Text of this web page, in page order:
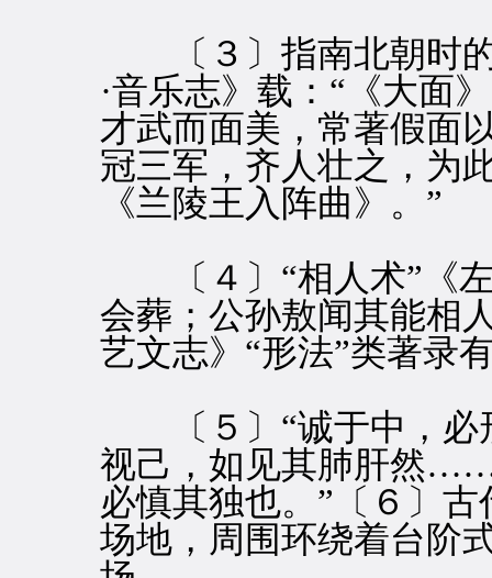
〔３〕指南北朝时的
·音乐志》载：“《大面
才武而面美，常著假面
冠三军，齐人壮之，为
《兰陵王入阵曲》。”
〔４〕“相人术”《左
会葬；公孙敖闻其能相
艺文志》“形法”类著录
〔５〕“诚于中，必
视己，如见其肺肝然
必慎其独也。”〔６〕
场地，周围环绕着台阶